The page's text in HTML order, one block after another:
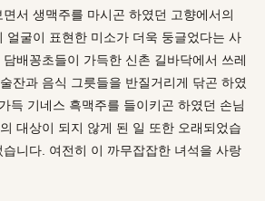
서 생맥주를 마시곤 하였던 고향에서의
얼굴이 표현한 미소가 더욱 둥글었다는 사
배꽁초들이 가득한 신촌 길바닥에서 쓰레
잔과 음식 그릇들을 반질거리게 닦곤 하였
득 기네스 흑맥주를 들이키곤 하였던 손님
대상이 되지 않게 된 일 또한 오래되었습
니다. 여전히 이 까무잡잡한 녀석을 사랑